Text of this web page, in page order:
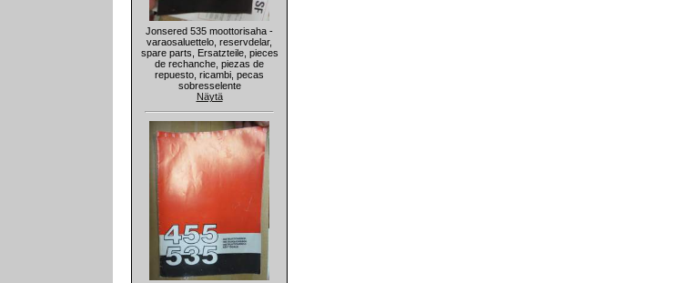
Jonsered 535 moottorisaha -
varaosaluettelo, reservdelar,
spare parts, Ersatzteile, pieces
de rechanche, piezas de
repuesto, ricambi, pecas
sobresselente
Näytä